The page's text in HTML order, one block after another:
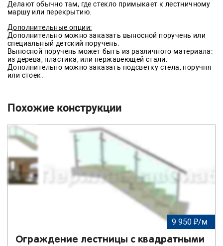
Делают обычно там, где стекло примыкает к лестничному
маршу или перекрытию.
Дополнительные опции:
Дополнительно можно заказать выносной поручень или
специальный детский поручень.
Выносной поручень может быть из различного материала:
из дерева, пластика, или нержавеющей стали.
Дополнительно можно заказать подсветку стела, поручня
или стоек.
Похожие конструкции
9 950 ₽/м
Ограждение лестницы с квадратными